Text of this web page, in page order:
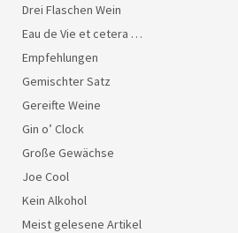
Drei Flaschen Wein
Eau de Vie et cetera …
Empfehlungen
Gemischter Satz
Gereifte Weine
Gin o’ Clock
Große Gewächse
Joe Cool
Kein Alkohol
Meist gelesene Artikel